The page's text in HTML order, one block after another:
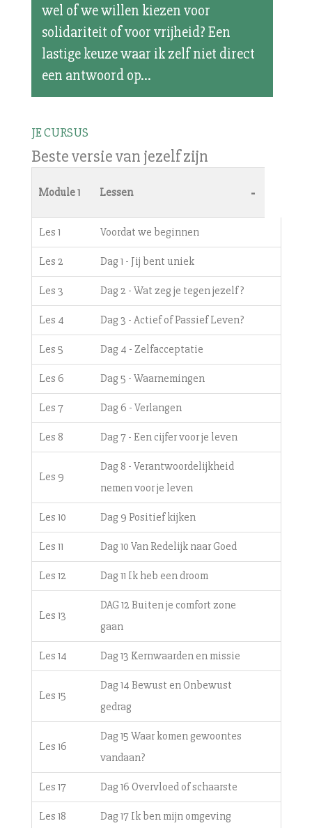
wel of we willen kiezen voor
solidariteit of voor vrijheid? Een
lastige keuze waar ik zelf niet direct
een antwoord op...
JE CURSUS
Beste versie van jezelf zijn
Module 1 Lessen -
Les 1 Voordat we beginnen
Les 2 Dag 1 - Jij bent uniek
Les 3 Dag 2 - Wat zeg je tegen jezelf?
Les 4 Dag 3 - Actief of Passief Leven?
Les 5 Dag 4 - Zelfacceptatie
Les 6 Dag 5 - Waarnemingen
Les 7 Dag 6 - Verlangen
Les 8 Dag 7 - Een cijfer voor je leven
Les 9
Dag 8 - Verantwoordelijkheid
nemen voor je leven
Les 10 Dag 9 Positief kijken
Les 11 Dag 10 Van Redelijk naar Goed
Les 12 Dag 11 Ik heb een droom
Les 13
DAG 12 Buiten je comfort zone
gaan
Les 14 Dag 13 Kernwaarden en missie
Les 15
Dag 14 Bewust en Onbewust
gedrag
Les 16
Dag 15 Waar komen gewoontes
vandaan?
Les 17 Dag 16 Overvloed of schaarste
Les 18 Dag 17 Ik ben mijn omgeving